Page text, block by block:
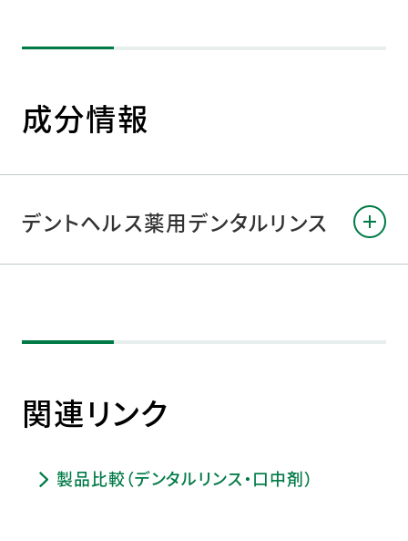
成分情報
デントヘルス薬用デンタルリンス
関連リンク
製品比較（デンタルリンス・口中剤）